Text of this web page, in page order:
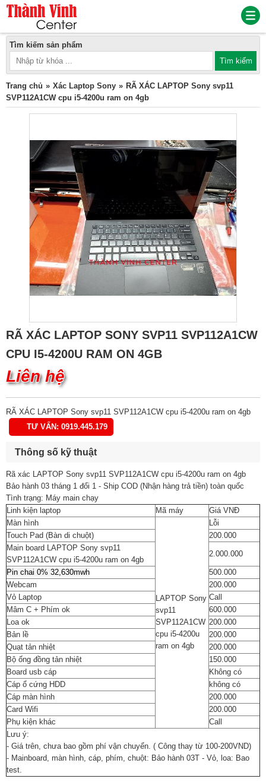
Tìm kiếm sản phẩm
Trang chủ Xác Laptop Sony
RÃ XÁC LAPTOP Sony svp11
SVP112A1CW cpu i5-4200u ram on 4gb
RÃ XÁC LAPTOP SONY SVP11 SVP112A1CW
CPU I5-4200U RAM ON 4GB
Liên hệ
RÃ XÁC LAPTOP Sony svp11 SVP112A1CW cpu i5-4200u ram on 4gb
TƯ VẤN: 0919.445.179
Thông số kỹ thuật
Rã xác LAPTOP Sony svp11 SVP112A1CW cpu i5-4200u ram on 4gb
Bảo hành 03 tháng 1 đổi 1 - Ship COD (Nhận hàng trả tiền) toàn quốc
Tình trạng: Máy main chạy
Linh kiện laptop
Mã máy
Giá VNĐ
Màn hình
LAPTOP Sony
svp11
SVP112A1CW
cpu i5-4200u
ram on 4gb
Lỗi
Touch Pad (Bàn di chuột)
200.000
Main board LAPTOP Sony svp11
SVP112A1CW cpu i5-4200u ram on 4gb
2.000.000
Pin chai 0% 32,630mwh
500.000
Webcam
200.000
Vỏ Laptop
Call
Mâm C + Phím ok
600.000
Loa ok
200.000
Bản lề
200.000
Quạt tản nhiệt
200.000
Bộ ống đồng tản nhiệt
150.000
Board usb cáp
Không có
Cáp ổ cứng HDD
không có
Cáp màn hình
200.000
Card Wifi
200.000
Phụ kiện khác
Call
Lưu ý:
- Giá trên, chưa bao gồm phí vận chuyển. ( Công thay từ 100-200VND)
- Mainboard, màn hình, cáp, phím, chuột: Bảo hành 03T - Vỏ, loa: Bao
test.